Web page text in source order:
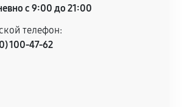
с 9:00 до 21:00
телефон:
100-47-62